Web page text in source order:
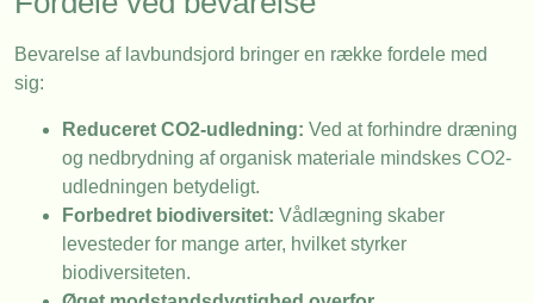
Bevarelse af lavbundsjord bringer en række fordele med
sig:
Reduceret CO2-udledning: Ved at forhindre dræning
og nedbrydning af organisk materiale mindskes CO2-
udledningen betydeligt.
Forbedret biodiversitet: Vådlægning skaber
levesteder for mange arter, hvilket styrker
biodiversiteten.